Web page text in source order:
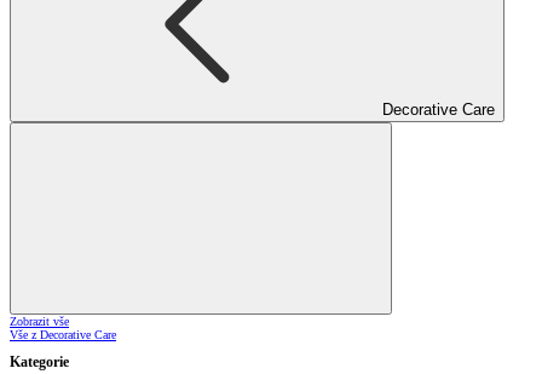
Decorative Care
Zobrazit vše
Vše z Decorative Care
Kategorie